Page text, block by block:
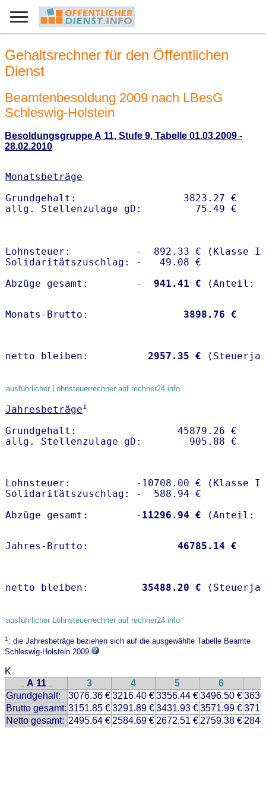
Gehaltsrechner für den Öffentlichen
Dienst
Beamtenbesoldung 2009 nach LBesG
Schleswig-Holstein
Besoldungsgruppe A 11, Stufe 9, Tabelle 01.03.2009 -
28.02.2010
Monatsbeträge
Grundgehalt:                  3823.27 €
Lohnsteuer:           -  892.33 € (Klasse I)
Solidaritätszuschlag: -   49.08 €
Abzüge gesamt:        -
  941.41 €
Monats-Brutto: 3898.76 €
netto bleiben: 2957.35 €
ausführlicher Lohnsteuerrechner auf rechner24.info
Jahresbeträge1
Grundgehalt:                 45879.26 €
Lohnsteuer:           -10708.00 € (Klasse I)
Solidaritätszuschlag: -  588.94 €
Abzüge gesamt:        - 11296.94 €
Jahres-Brutto: 46785.14 €
netto bleiben: 35488.20 €
ausführlicher Lohnsteuerrechner auf rechner24.info
1: die Jahresbeträge beziehen sich auf die ausgewählte Tabelle Beamte
Schleswig-Holstein 2009
K
.. A 11 .. 3 4 5 6
Grundgehalt:
3076.36 €3216.40 €3356.44 €3496.50 €
Brutto gesamt: 3151.85 €3291.89 €3431.93 €3571.99 €
Netto gesamt: 2495.64 € 2584.69 € 2672.51 € 2759.38 €